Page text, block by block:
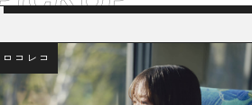
ロコレコ